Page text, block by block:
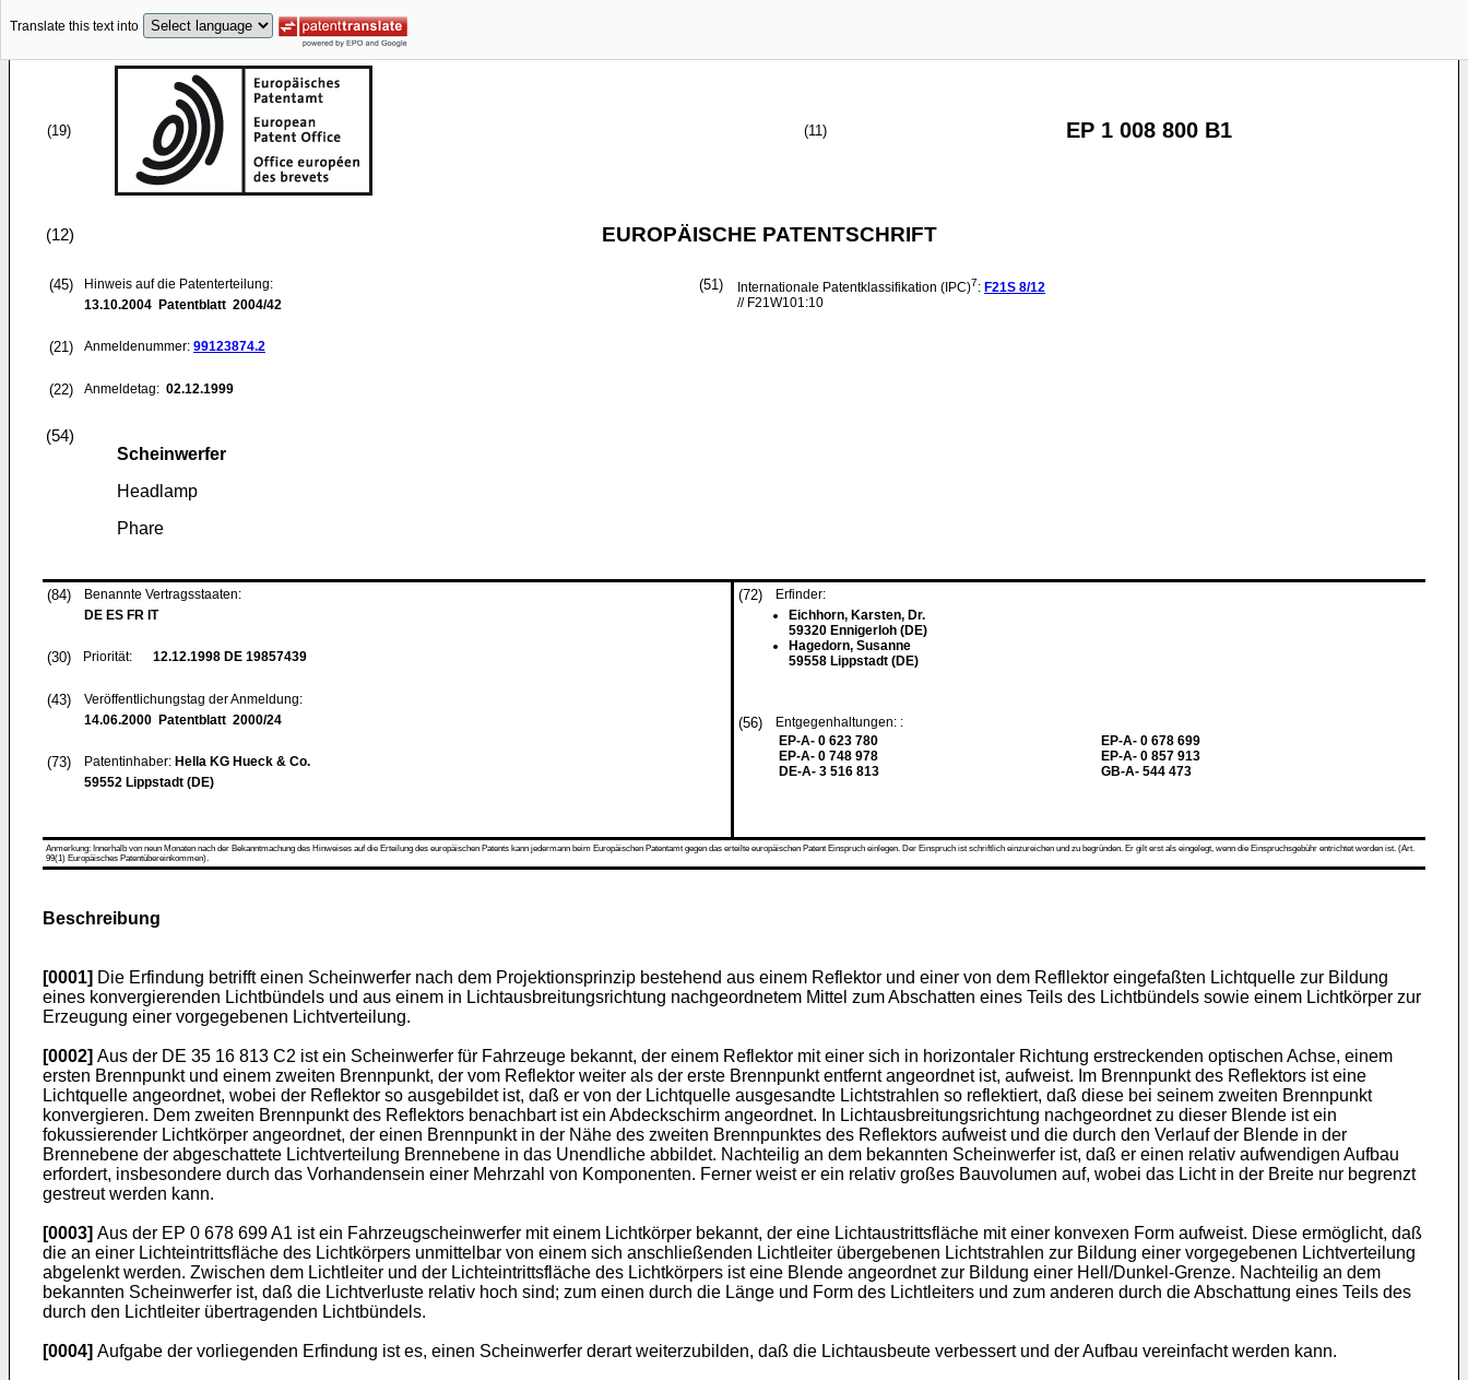
Translate this text into
(19) (11) EP 1 008 800 B1
(12) EUROPÄISCHE PATENTSCHRIFT
(45)
Hinweis auf die Patenterteilung:
13.10.2004 Patentblatt 2004/42
(21) Anmeldenummer: 99123874.2
(22) Anmeldetag: 02.12.1999
(51) Internationale Patentklassifikation (IPC)7: F21S 8/12
// F21W101:10
(54)
Scheinwerfer
Headlamp
Phare
(84)
Benannte Vertragsstaaten:
DE ES FR IT
(30) Priorität: 12.12.1998 DE 19857439
(43)
Veröffentlichungstag der Anmeldung:
14.06.2000 Patentblatt 2000/24
(73) Patentinhaber: Hella KG Hueck & Co.
59552 Lippstadt (DE)
(72)
Erfinder:
Eichhorn, Karsten, Dr.
59320 Ennigerloh (DE)
Hagedorn, Susanne
59558 Lippstadt (DE)
(56)
Entgegenhaltungen: :
EP-A- 0 623 780
EP-A- 0 748 978
DE-A- 3 516 813
EP-A- 0 678 699
EP-A- 0 857 913
GB-A- 544 473
Anmerkung: Innerhalb von neun Monaten nach der Bekanntmachung des Hinweises auf die Erteilung des europäischen Patents kann jedermann beim Europäischen Patentamt gegen das erteilte europäischen Patent Einspruch einlegen. Der Einspruch ist schriftlich einzureichen und zu begründen. Er gilt erst als eingelegt, wenn die Einspruchsgebühr entrichtet worden ist. (Art.
99(1) Europäisches Patentübereinkommen).
Beschreibung
[0001] Die Erfindung betrifft einen Scheinwerfer nach dem Projektionsprinzip bestehend aus einem Reflektor und einer von dem Refllektor eingefaßten Lichtquelle zur Bildung
eines konvergierenden Lichtbündels und aus einem in Lichtausbreitungsrichtung nachgeordnetem Mittel zum Abschatten eines Teils des Lichtbündels sowie einem Lichtkörper zur
Erzeugung einer vorgegebenen Lichtverteilung.
[0002] Aus der DE 35 16 813 C2 ist ein Scheinwerfer für Fahrzeuge bekannt, der einem Reflektor mit einer sich in horizontaler Richtung erstreckenden optischen Achse, einem
ersten Brennpunkt und einem zweiten Brennpunkt, der vom Reflektor weiter als der erste Brennpunkt entfernt angeordnet ist, aufweist. Im Brennpunkt des Reflektors ist eine
Lichtquelle angeordnet, wobei der Reflektor so ausgebildet ist, daß er von der Lichtquelle ausgesandte Lichtstrahlen so reflektiert, daß diese bei seinem zweiten Brennpunkt
konvergieren. Dem zweiten Brennpunkt des Reflektors benachbart ist ein Abdeckschirm angeordnet. In Lichtausbreitungsrichtung nachgeordnet zu dieser Blende ist ein
fokussierender Lichtkörper angeordnet, der einen Brennpunkt in der Nähe des zweiten Brennpunktes des Reflektors aufweist und die durch den Verlauf der Blende in der
Brennebene der abgeschattete Lichtverteilung Brennebene in das Unendliche abbildet. Nachteilig an dem bekannten Scheinwerfer ist, daß er einen relativ aufwendigen Aufbau
erfordert, insbesondere durch das Vorhandensein einer Mehrzahl von Komponenten. Ferner weist er ein relativ großes Bauvolumen auf, wobei das Licht in der Breite nur begrenzt
gestreut werden kann.
[0003] Aus der EP 0 678 699 A1 ist ein Fahrzeugscheinwerfer mit einem Lichtkörper bekannt, der eine Lichtaustrittsfläche mit einer konvexen Form aufweist. Diese ermöglicht, daß
die an einer Lichteintrittsfläche des Lichtkörpers unmittelbar von einem sich anschließenden Lichtleiter übergebenen Lichtstrahlen zur Bildung einer vorgegebenen Lichtverteilung
abgelenkt werden. Zwischen dem Lichtleiter und der Lichteintrittsfläche des Lichtkörpers ist eine Blende angeordnet zur Bildung einer Hell/Dunkel-Grenze. Nachteilig an dem
bekannten Scheinwerfer ist, daß die Lichtverluste relativ hoch sind; zum einen durch die Länge und Form des Lichtleiters und zum anderen durch die Abschattung eines Teils des
durch den Lichtleiter übertragenden Lichtbündels.
[0004] Aufgabe der vorliegenden Erfindung ist es, einen Scheinwerfer derart weiterzubilden, daß die Lichtausbeute verbessert und der Aufbau vereinfacht werden kann.